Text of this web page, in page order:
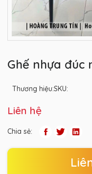
Ghế nhựa đúc
Thương hiệu:SKU:
Liên hệ
Chia sẻ: